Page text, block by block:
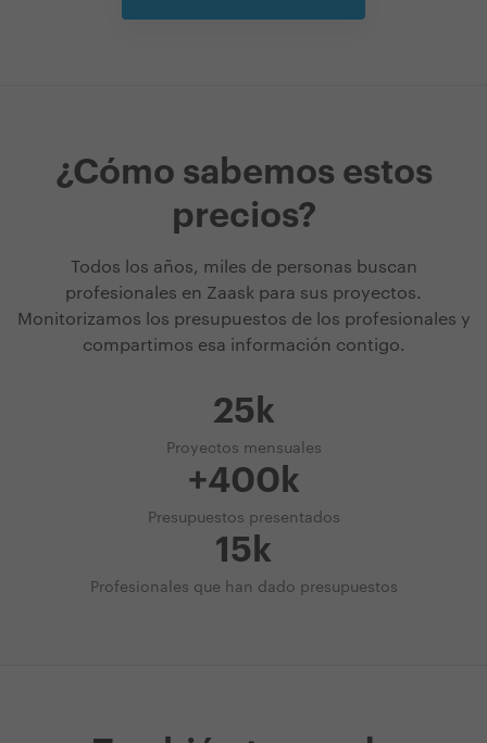
¿Cómo sabemos estos
precios?
Todos los años, miles de personas buscan
profesionales en Zaask para sus proyectos.
Monitorizamos los presupuestos de los profesionales y
compartimos esa información contigo.
25k
Proyectos mensuales
+400k
Presupuestos presentados
15k
Profesionales que han dado presupuestos